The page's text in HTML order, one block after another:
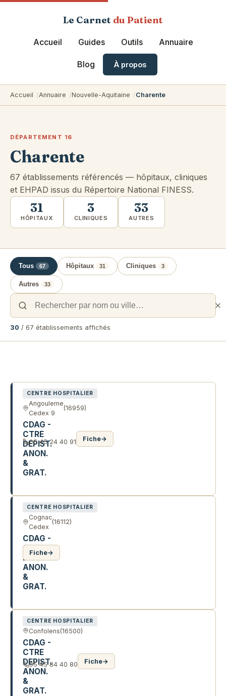
Le Carnet du Patient
Accueil Guides Outils Annuaire
Blog À propos
Accueil Annuaire Nouvelle-Aquitaine Charente
DÉPARTEMENT 16
Charente
67 établissements référencés — hôpitaux, cliniques
et EHPAD issus du Répertoire National FINESS.
31
HÔPITAUX
3
CLINIQUES
33
AUTRES
Tous 67 Hôpitaux 31 Cliniques 3
Autres 33
30 / 67 établissements affichés
Liste des établissements de santé
CENTRE HOSPITALIER
Angouleme
Cedex 9
(16959)
CDAG -
CTRE
DEPIST.
ANON.
&
GRAT.
05 45 24 40 91 Fiche→
CENTRE HOSPITALIER
Cognac
Cedex
(16112)
CDAG -
CTRE
DEPIST.
ANON.
&
GRAT.
Fiche→
CENTRE HOSPITALIER
Confolens(16500)
CDAG -
CTRE
DEPIST.
ANON.
&
GRAT.
05 45 84 40 80 Fiche→